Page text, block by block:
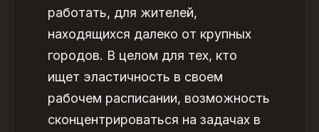
работать, для жителей,
находящихся далеко от крупных
городов. В целом для тех, кто
ищет эластичность в своем
рабочем расписании, возможность
сконцентрироваться на задачах в